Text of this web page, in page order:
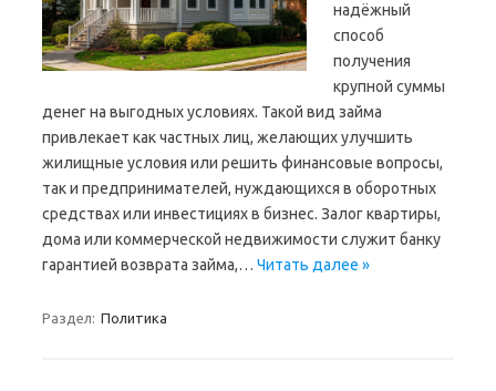
надёжный
способ
получения
крупной суммы
денег на выгодных условиях. Такой вид займа
привлекает как частных лиц, желающих улучшить
жилищные условия или решить финансовые вопросы,
так и предпринимателей, нуждающихся в оборотных
средствах или инвестициях в бизнес. Залог квартиры,
дома или коммерческой недвижимости служит банку
гарантией возврата займа,… Читать далее »
Раздел: Политика